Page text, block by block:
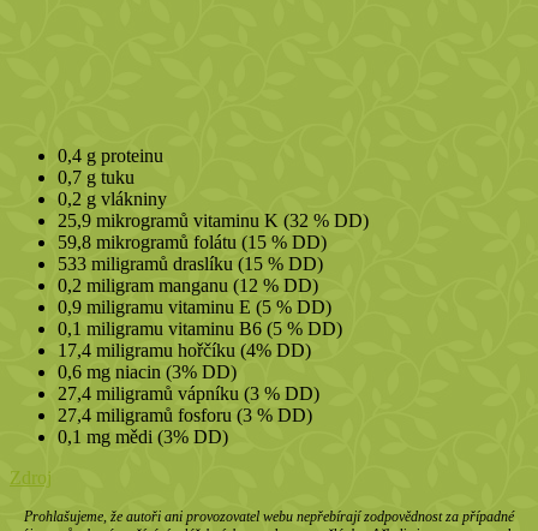
0,4 g proteinu
0,7 g tuku
0,2 g vlákniny
25,9 mikrogramů vitaminu K (32 % DD)
59,8 mikrogramů folátu (15 % DD)
533 miligramů draslíku (15 % DD)
0,2 miligram manganu (12 % DD)
0,9 miligramu vitaminu E (5 % DD)
0,1 miligramu vitaminu B6 (5 % DD)
17,4 miligramu hořčíku (4% DD)
0,6 mg niacin (3% DD)
27,4 miligramů vápníku (3 % DD)
27,4 miligramů fosforu (3 % DD)
0,1 mg mědi (3% DD)
Zdroj
Prohlašujeme, že autoři ani provozovatel webu nepřebírají zodpovědnost za případné